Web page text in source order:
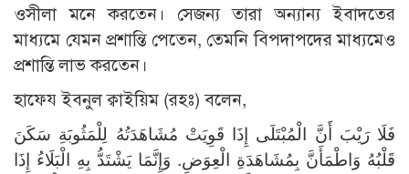
ওসীলা মনে করতেন। সেজন্য তারা অন্যান্য ইবাদতের
মাধ্যমে যেমন প্রশান্তি পেতেন, তেমনি বিপদাপদের মাধ্যমেও
প্রশান্তি লাভ করতেন।
হাফেয ইবনুল ক্বাইয়িম (রহঃ) বলেন,
فَلَا رَيْبَ أَنَّ الْمُبْتَلَى إِذَا قَوِيَتْ مُشَاهَدَتُهُ لِلْمَثُوبَةِ سَكَنَ
قَلْبُهُ وَاطْمَأَنَّ بِمُشَاهَدَةِ الْعِوَضِ. وَإِنَّمَا يَشْتَدُّ بِهِ الْبَلَاءُ إِذَا